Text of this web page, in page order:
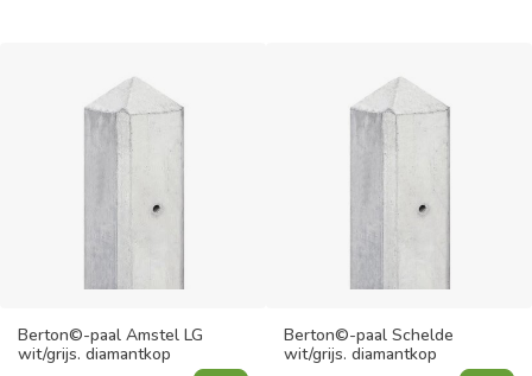
Berton©-paal Amstel LG
wit/grijs. diamantkop
Berton©-paal Schelde
wit/grijs. diamantkop